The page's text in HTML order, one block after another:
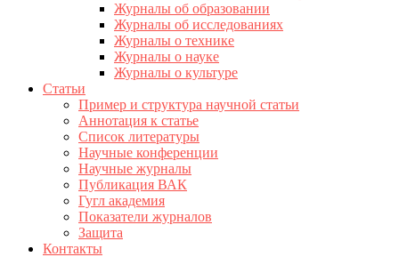
Журналы об образовании
Журналы об исследованиях
Журналы о технике
Журналы о науке
Журналы о культуре
Статьи
Пример и структура научной статьи
Аннотация к статье
Список литературы
Научные конференции
Научные журналы
Публикация ВАК
Гугл академия
Показатели журналов
Защита
Контакты